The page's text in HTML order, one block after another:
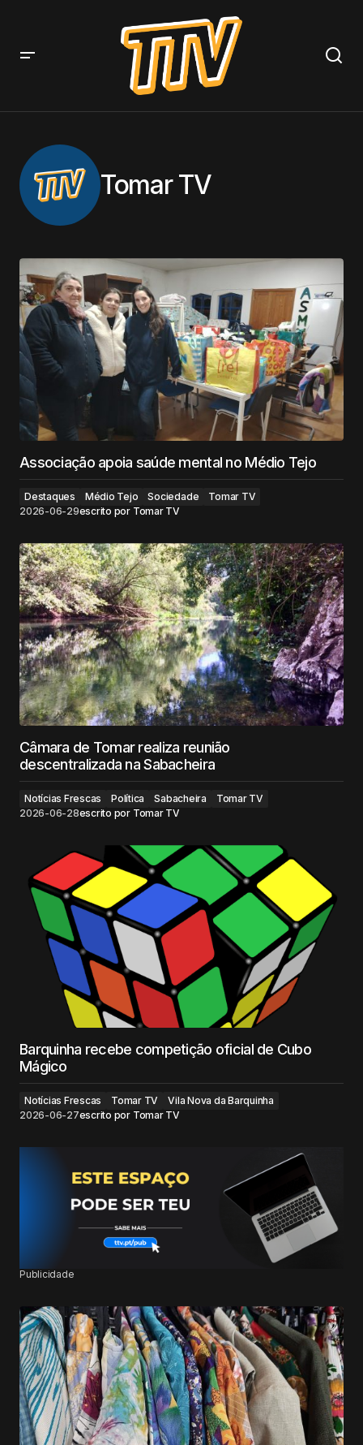
Tomar TV
Associação apoia saúde mental no Médio Tejo
Destaques Médio Tejo Sociedade
Tomar TV
2026-06-29escrito por Tomar TV
Câmara de Tomar realiza reunião
descentralizada na Sabacheira
Notícias Frescas Política Sabacheira
Tomar TV
2026-06-28escrito por Tomar TV
Barquinha recebe competição oficial de Cubo
Mágico
Notícias Frescas Tomar TV
Vila Nova da Barquinha
2026-06-27escrito por Tomar TV
Publicidade